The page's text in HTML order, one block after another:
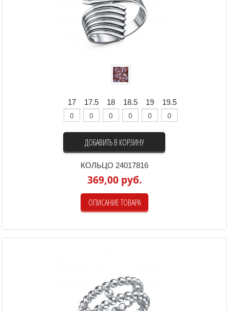
17 17.5 18 18.5 19 19.5
ДОБАВИТЬ В КОРЗИНУ
КОЛЬЦО 24017816
369,00 руб.
ОПИСАНИЕ ТОВАРА